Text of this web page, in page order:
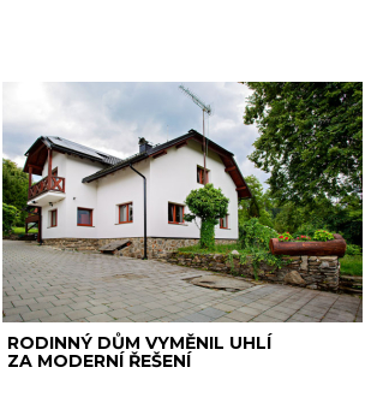
RODINNÝ DŮM VYMĚNIL UHLÍ
ZA MODERNÍ ŘEŠENÍ